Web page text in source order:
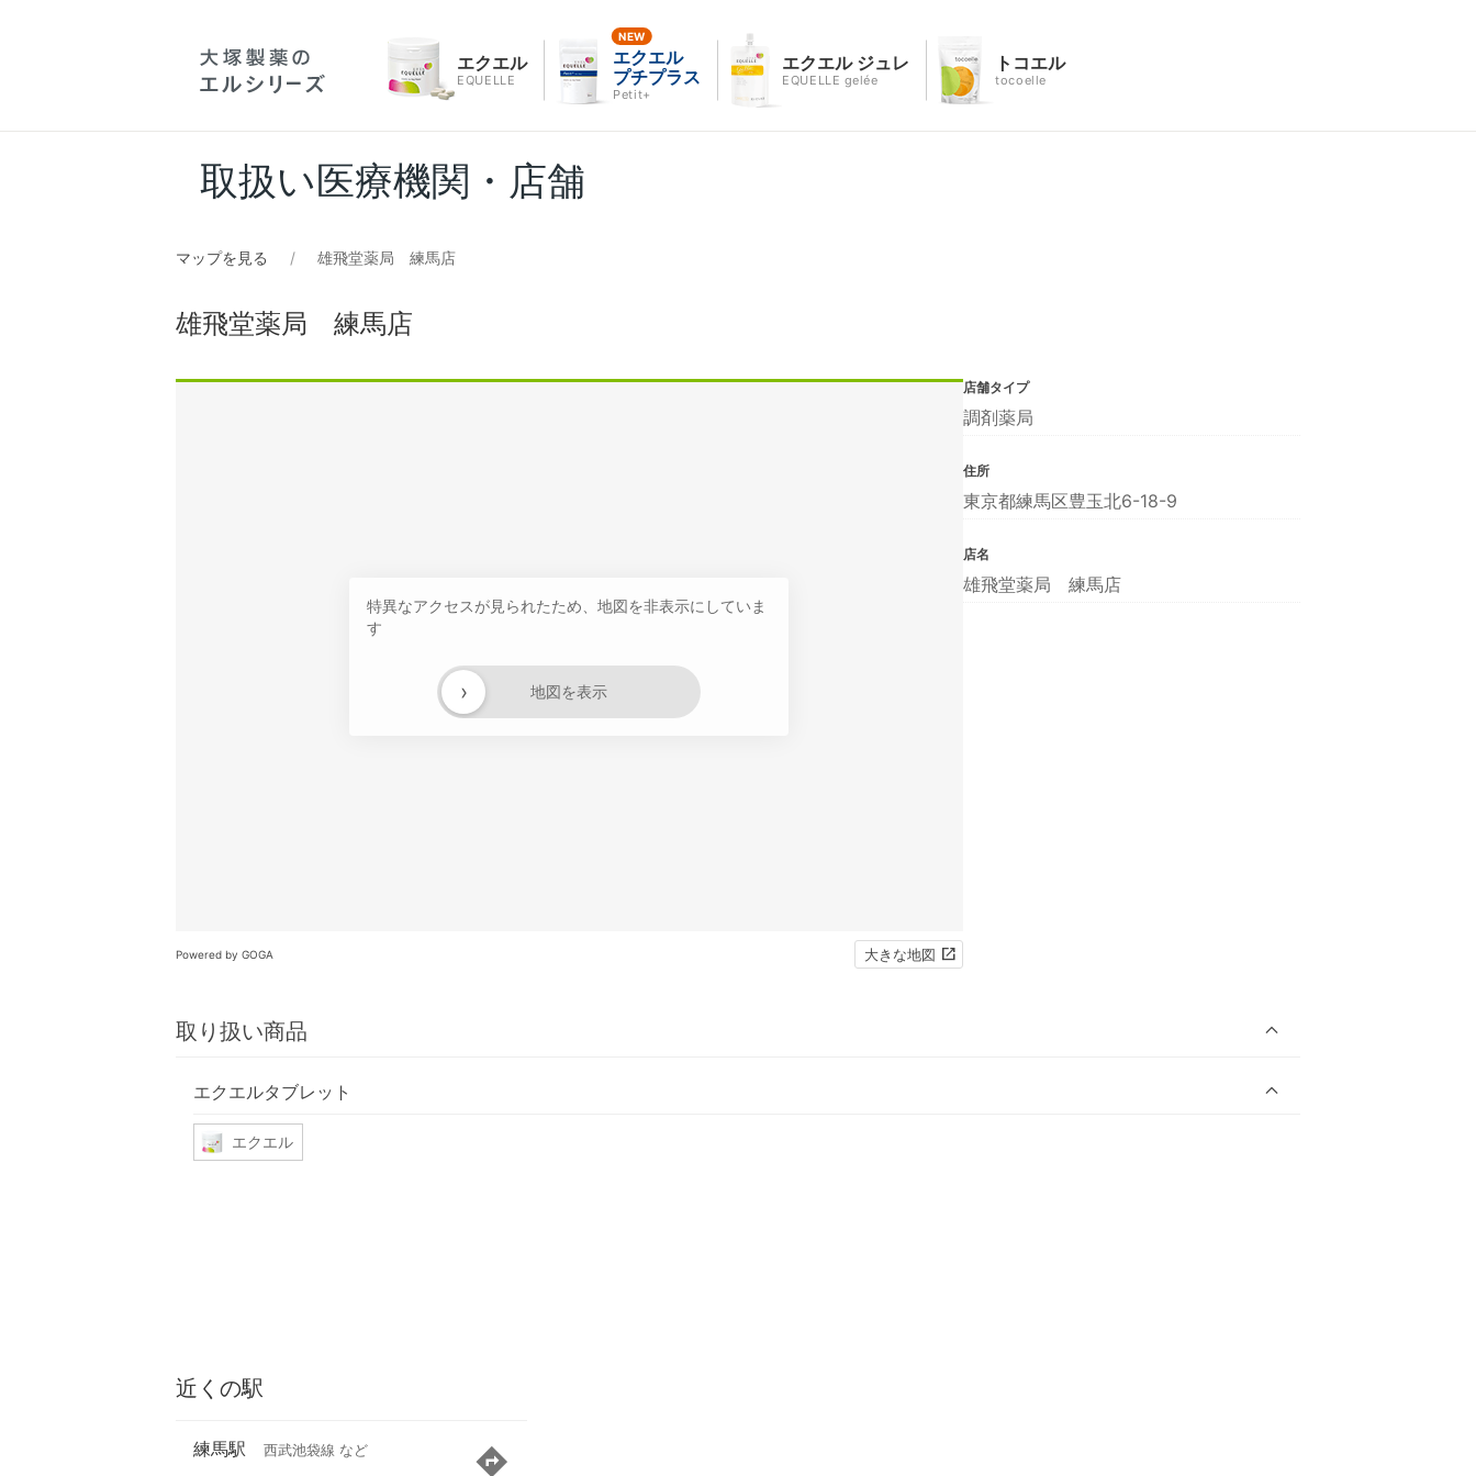
エクエル
EQUELLE
エクエル
プチプラス
Petit+
エクエル ジュレ
EQUELLE gelée
トコエル
tocoelle
取扱い医療機関・店舗
マップを見る 雄飛堂薬局 練馬店
雄飛堂薬局 練馬店
特異なアクセスが見られたため、地図を非表示にしていま
す
地図を表示
›
Powered by GOGA 大きな地図
取り扱い商品
エクエルタブレット
エクエル
店舗タイプ
調剤薬局
住所
東京都練馬区豊玉北6-18-9
店名
雄飛堂薬局 練馬店
近くの駅
練馬駅 西武池袋線 など